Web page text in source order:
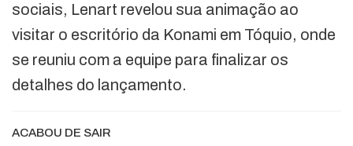
sociais, Lenart revelou sua animação ao
visitar o escritório da Konami em Tóquio, onde
se reuniu com a equipe para finalizar os
detalhes do lançamento.
ACABOU DE SAIR